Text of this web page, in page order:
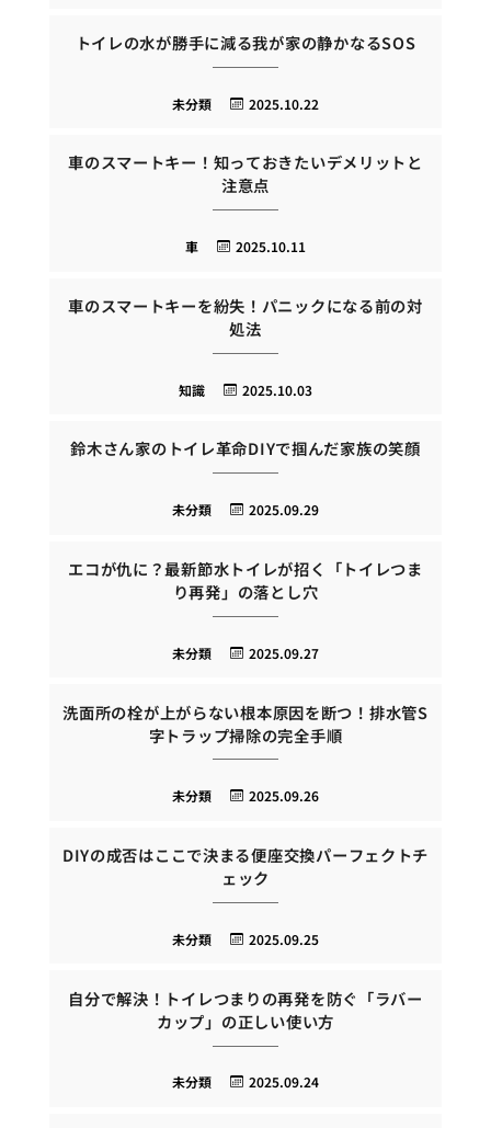
トイレの水が勝手に減る我が家の静かなるSOS
2025.10.22
未分類
車のスマートキー！知っておきたいデメリットと
注意点
2025.10.11
車
車のスマートキーを紛失！パニックになる前の対
処法
2025.10.03
知識
鈴木さん家のトイレ革命DIYで掴んだ家族の笑顔
2025.09.29
未分類
エコが仇に？最新節水トイレが招く「トイレつま
り再発」の落とし穴
2025.09.27
未分類
洗面所の栓が上がらない根本原因を断つ！排水管S
字トラップ掃除の完全手順
2025.09.26
未分類
DIYの成否はここで決まる便座交換パーフェクトチ
ェック
2025.09.25
未分類
自分で解決！トイレつまりの再発を防ぐ「ラバー
カップ」の正しい使い方
2025.09.24
未分類